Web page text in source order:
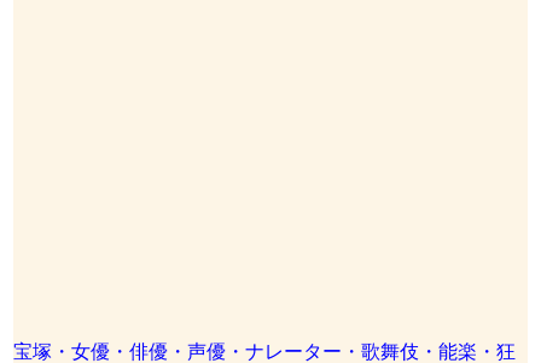
宝塚・女優・俳優・声優・ナレーター・歌舞伎・能楽・狂